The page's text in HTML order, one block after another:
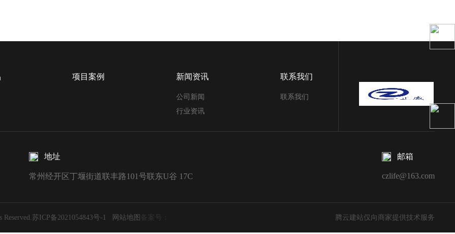
项目案例 新闻资讯
公司新闻
行业资讯
联系我们
联系我们
地址
常州经开区丁堰街道联丰路101号联东U谷 17C
邮箱
czlife@163.com
备案号：
苏ICP备2021054843号-1 网站地图 腾云建站仅向商家提供技术服务